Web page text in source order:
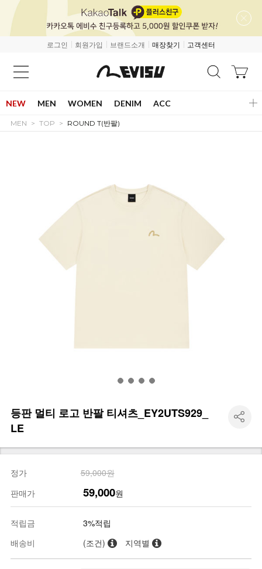
로그인 회원가입 브랜드소개 매장찾기 고객센터
NEW MEN WOMEN DENIM ACC
MEN TOP ROUND T(반팔)
등판 멀티 로고 반팔 티셔츠_EY2UTS929_
LE
정가
59,000원
판매가
59,000원
적립금
3%적립
배송비
(조건) 지역별